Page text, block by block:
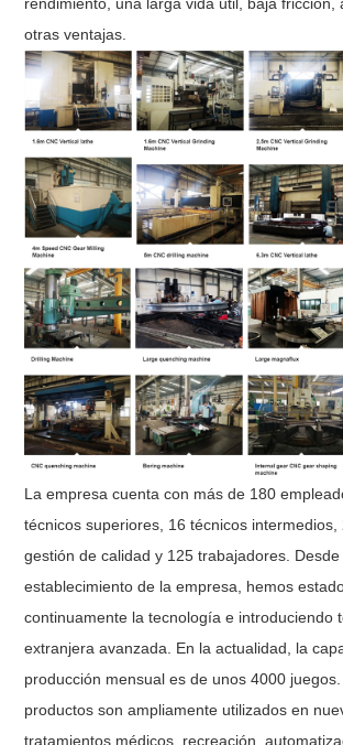
otras ventajas.
La empresa cuenta con más de 180
técnicos superiores, 16 técnicos
gestión de calidad y 125 trabajadores. Desde
establecimiento de la empresa, hemos
continuamente la tecnología e introduciendo
extranjera avanzada. En la actualidad, la
producción mensual es de unos 4000
productos son ampliamente utilizados en
tratamientos médicos, recreación,